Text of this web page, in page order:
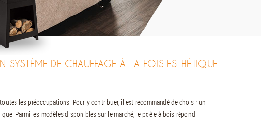
SYSTÈME DE CHAUFFAGE À LA FOIS ESTHÉTIQUE
les préoccupations. Pour y contribuer, il est recommandé de choisir un
Parmi les modèles disponibles sur le marché, le poêle à bois répond